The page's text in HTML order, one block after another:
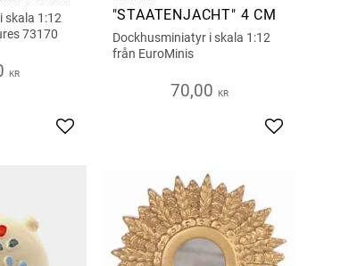
skala 1:12
73170
KR
Add to favorites
"STAATENJACHT" 4 CM
Dockhusminiatyr i skala 1:12
från EuroMinis
70,00 KR
Add to